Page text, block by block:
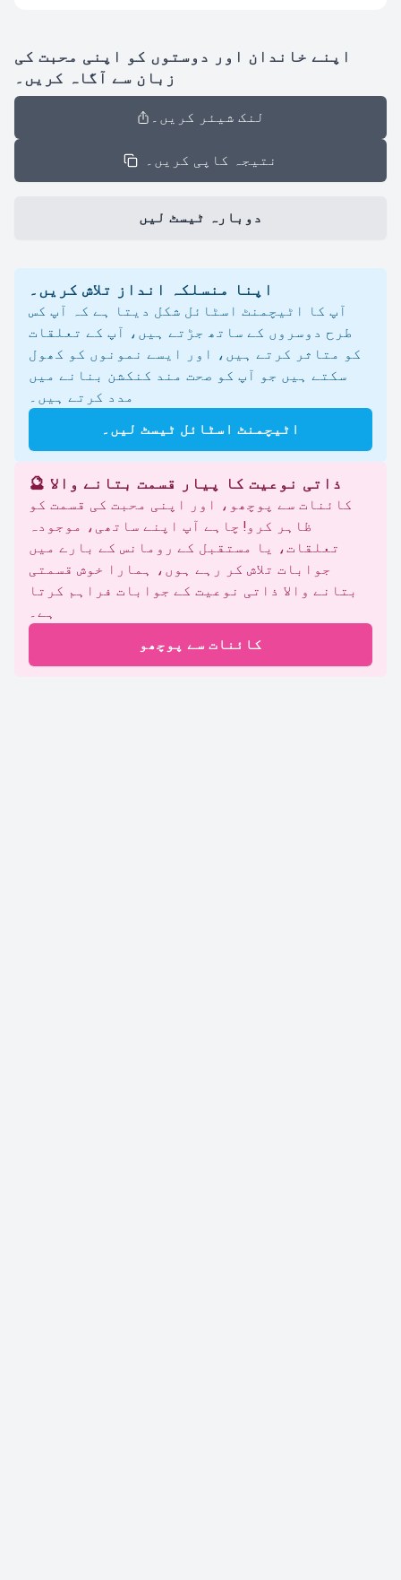
اپنے خاندان اور دوستوں کو اپنی محبت کی
زبان سے آگاہ کریں۔
لنک شیئر کریں۔
نتیجہ کاپی کریں۔
دوبارہ ٹیسٹ لیں
اپنا منسلکہ انداز تلاش کریں۔
آپ کا اٹیچمنٹ اسٹائل شکل دیتا ہے کہ آپ کس
طرح دوسروں کے ساتھ جڑتے ہیں، آپ کے تعلقات
کو متاثر کرتے ہیں، اور ایسے نمونوں کو کھول
سکتے ہیں جو آپ کو صحت مند کنکشن بنانے میں
مدد کرتے ہیں۔
اٹیچمنٹ اسٹائل ٹیسٹ لیں۔
🔮 ذاتی نوعیت کا پیار قسمت بتانے والا
کائنات سے پوچھو، اور اپنی محبت کی قسمت کو
ظاہر کرو! چاہے آپ اپنے ساتھی، موجودہ
تعلقات، یا مستقبل کے رومانس کے بارے میں
جوابات تلاش کر رہے ہوں، ہمارا خوش قسمتی
بتانے والا ذاتی نوعیت کے جوابات فراہم کرتا
ہے۔
کائنات سے پوچھو